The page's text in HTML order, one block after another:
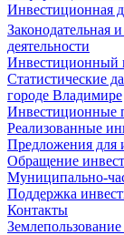
Инвестиционная
Законодательная
деятельности
Инвестиционный
Статистические
городе Владимире
Инвестиционные
Реализованные
Предложения для
Обращение
Муниципально-
Поддержка
Контакты
Землепользование